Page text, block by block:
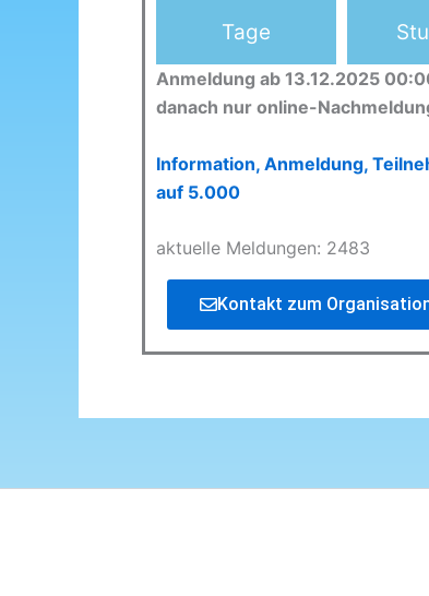
Tage
Anmeldung ab 13.12.2025
danach nur online-
Information, Anmeldung,
auf 5.000
aktuelle Meldungen: 2483
Kontakt zum